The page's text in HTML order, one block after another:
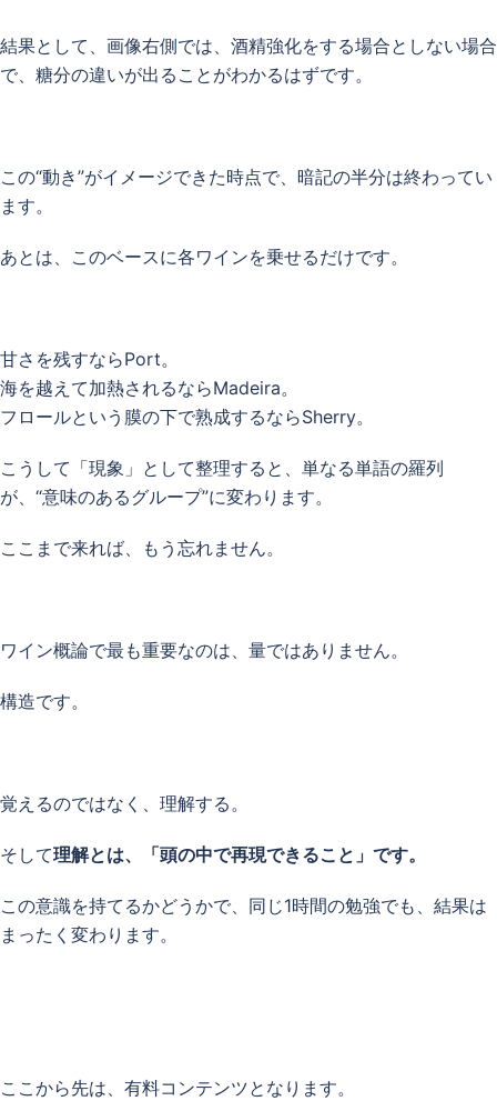
結果として、画像右側では、酒精強化をする場合としない場合
で、糖分の違いが出ることがわかるはずです。
この“動き”がイメージできた時点で、暗記の半分は終わってい
ます。
あとは、このベースに各ワインを乗せるだけです。
甘さを残すならPort。
海を越えて加熱されるならMadeira。
フロールという膜の下で熟成するならSherry。
こうして「現象」として整理すると、単なる単語の羅列
が、“意味のあるグループ”に変わります。
ここまで来れば、もう忘れません。
ワイン概論で最も重要なのは、量ではありません。
構造です。
覚えるのではなく、理解する。
そして理解とは、「頭の中で再現できること」です。
この意識を持てるかどうかで、同じ1時間の勉強でも、結果は
まったく変わります。
ここから先は、有料コンテンツとなります。